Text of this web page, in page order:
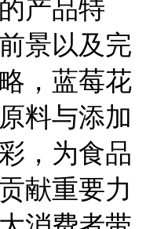
产品特
景以及完
，蓝莓花
料与添加
，为食品
献重要力